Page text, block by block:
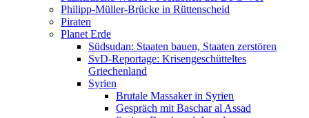
Philipp-Müller-Brücke in Rüttenscheid
Piraten
Planet Erde
Südsudan: Staaten bauen, Staaten zerstören
SvD-Reportage: Krisengeschütteltes
Griechenland
Syrien
Brutale Massaker in Syrien
Gespräch mit Baschar al Assad